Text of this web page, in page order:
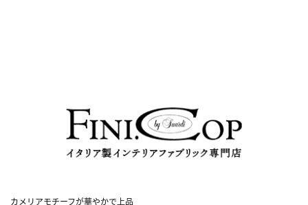
カメリアモチーフが華やかで上品